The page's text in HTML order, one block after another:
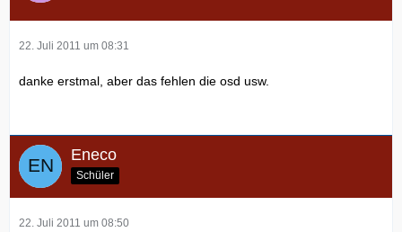
22. Juli 2011 um 08:31
danke erstmal, aber das fehlen die osd usw.
Eneco
Schüler
22. Juli 2011 um 08:50